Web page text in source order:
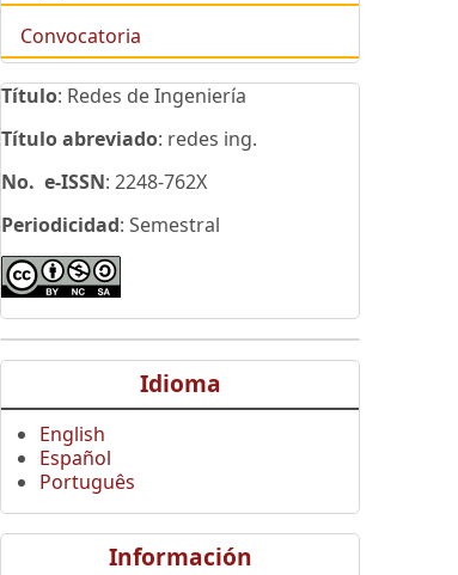
Convocatoria
Título: Redes de Ingeniería
Título abreviado: redes ing.
No. e-ISSN: 2248-762X
Periodicidad: Semestral
Idioma
English
Español
Português
Información